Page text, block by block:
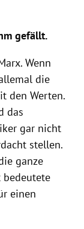
gefällt.
. Wenn
die
den Werten.
das
gar nicht
stellen.
ganze
bedeutete
einen